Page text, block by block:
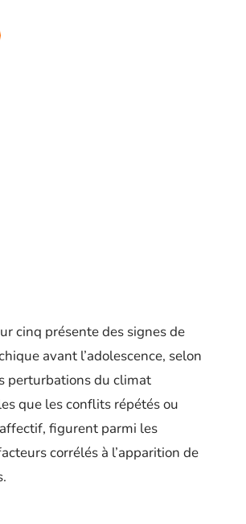
cinq présente des signes de
avant l’adolescence, selon
perturbations du climat
que les conflits répétés ou
figurent parmi les
corrélés à l’apparition de